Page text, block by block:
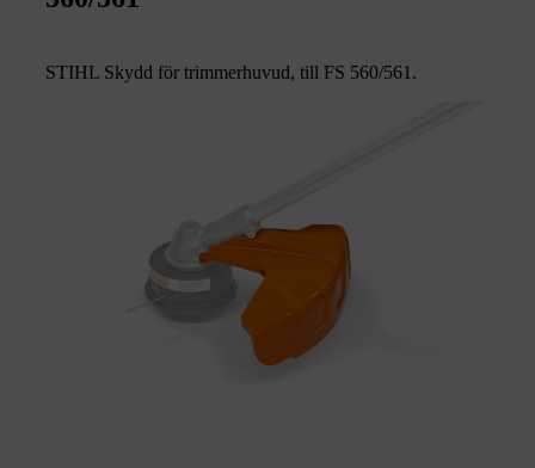
STIHL Skydd för trimmerhuvud, till FS 560/561.